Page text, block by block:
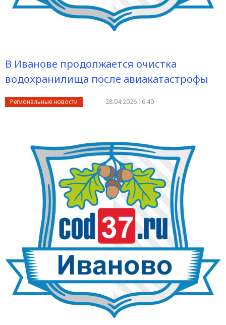
В Иванове продолжается очистка
водохранилища после авиакатастрофы
Региональные новости 28.04.2026 16:40